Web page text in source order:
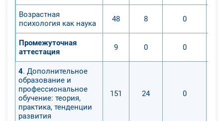
Возрастная
психология как наука
48 8 0
Промежуточная
аттестация
9 0 0
4. Дополнительное
образование и
профессиональное
обучение: теория,
практика, тенденции
развития
151 24 0